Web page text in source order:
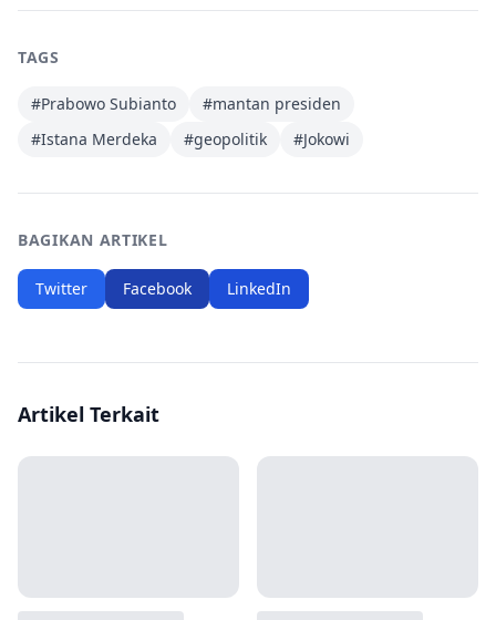
TAGS
#Prabowo Subianto #mantan presiden
#Istana Merdeka #geopolitik #Jokowi
BAGIKAN ARTIKEL
Twitter Facebook LinkedIn
Artikel Terkait